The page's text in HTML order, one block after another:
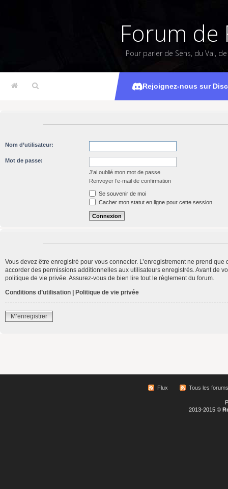
Forum de
Pour parler de Sens, du Val,
Rejoignez-nous sur
Nom d’utilisateur:
Mot de passe:
J’ai oublié mon mot de passe
Renvoyer l’e-mail de confirmation
Se souvenir de moi
Cacher mon statut en ligne pour cette session
Vous devez être enregistré pour vous connecter. L’enregistrement ne prend
accorder des permissions additionnelles aux utilisateurs enregistrés. Avant de
politique de vie privée. Assurez-vous de bien lire tout le règlement du forum.
Conditions d’utilisation
Politique de vie privée
M’enregistrer
Flux Tous les forums
2013-2015 ©